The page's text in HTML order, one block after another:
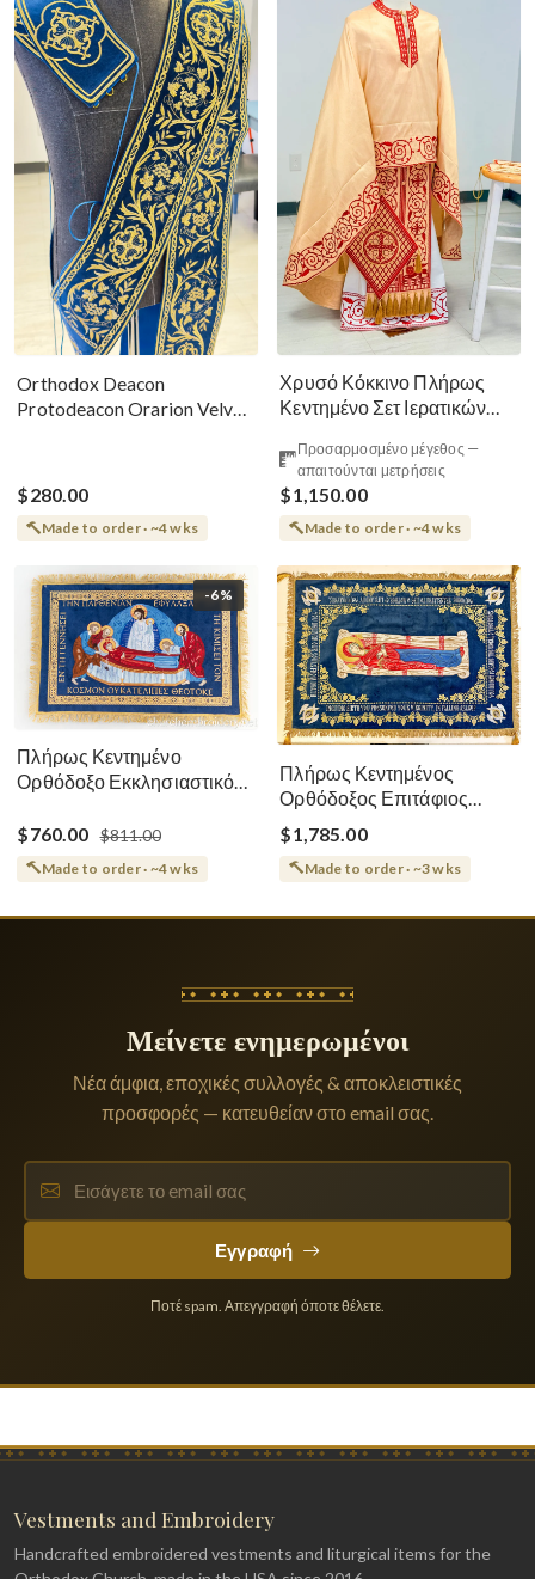
Orthodox Deacon
Protodeacon Orarion Velvet
$280.00
Made to order · ~4 wks
Χρυσό Κόκκινο Πλήρως
Κεντημένο Σετ Ιερατικών
Προσαρμοσμένο μέγεθος —
απαιτούνται μετρήσεις
$1,150.00
Made to order · ~4 wks
-6%
Πλήρως Κεντημένο
Ορθόδοξο Εκκλησιαστικό
Θεοτόκου
$760.00 $811.00
Made to order · ~4 wks
Πλήρως Κεντημένος
Ορθόδοξος Επιτάφιος
Κοίμησης
$1,785.00
Made to order · ~3 wks
Μείνετε ενημερωμένοι
Νέα άμφια, εποχικές συλλογές & αποκλειστικές
προσφορές — κατευθείαν στο email σας.
Εγγραφή
Ποτέ spam. Απεγγραφή όποτε θέλετε.
Vestments and Embroidery
Handcrafted embroidered vestments and liturgical items for the